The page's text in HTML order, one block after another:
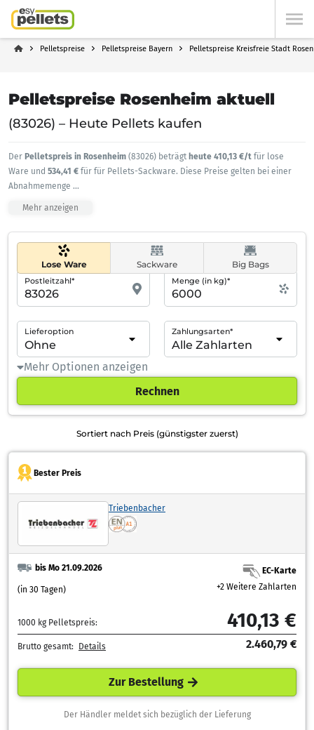
Pelletspreise Pelletspreise Bayern Pelletspreise Kreisfreie Stadt
Pelletspreise Rosenheim aktuell
(83026) – Heute Pellets kaufen
Der Pelletspreis in Rosenheim (83026) beträgt heute 410,13 €/t für lose
Ware und 534,41 € für für Pellets-Sackware. Diese Preise gelten bei einer
Abnahmemenge ...
Mehr anzeigen
Lose Ware Sackware Big Bags
Postleitzahl* Menge (in kg)*
Lieferoption Zahlungsarten*
Mehr Optionen anzeigen
Rechnen
Sortiert nach Preis (günstigster zuerst)
Bester Preis
Triebenbacher
bis Mo 21.09.2026
(in 30 Tagen)
EC-Karte
+2 Weitere Zahlarten
1000 kg Pelletspreis: 410,13 €
Brutto gesamt: Details 2.460,79 €
Zur Bestellung
Der Händler meldet sich bezüglich der Lieferung